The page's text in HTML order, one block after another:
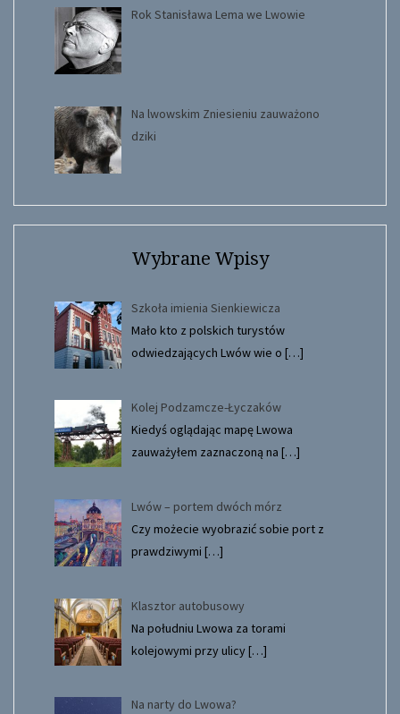
Rok Stanisława Lema we Lwowie
Na lwowskim Zniesieniu zauważono
dziki
Wybrane Wpisy
Szkoła imienia Sienkiewicza
Mało kto z polskich turystów
odwiedzających Lwów wie o […]
Kolej Podzamcze-Łyczaków
Kiedyś oglądając mapę Lwowa
zauważyłem zaznaczoną na […]
Lwów – portem dwóch mórz
Czy możecie wyobrazić sobie port z
prawdziwymi […]
Klasztor autobusowy
Na południu Lwowa za torami
kolejowymi przy ulicy[…]
Na narty do Lwowa?